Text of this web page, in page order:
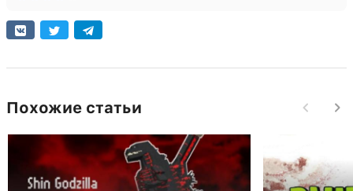
Похожие статьи